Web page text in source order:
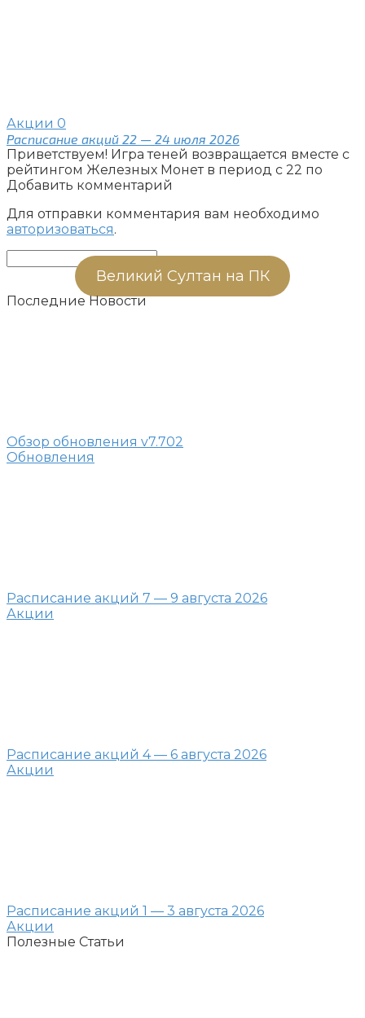
Акции 0
Расписание акций 22 — 24 июля 2026
Приветствуем! Игра теней возвращается вместе с
рейтингом Железных Монет в период с 22 по
Добавить комментарий
Для отправки комментария вам необходимо
авторизоваться.
Великий Султан на ПК
Последние Новости
Обзор обновления v7.702
Обновления
Расписание акций 7 — 9 августа 2026
Акции
Расписание акций 4 — 6 августа 2026
Акции
Расписание акций 1 — 3 августа 2026
Акции
Полезные Статьи